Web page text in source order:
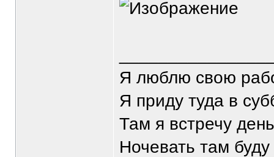
Я люблю свою
Я приду туда в
Там я встречу
Ночевать там буду